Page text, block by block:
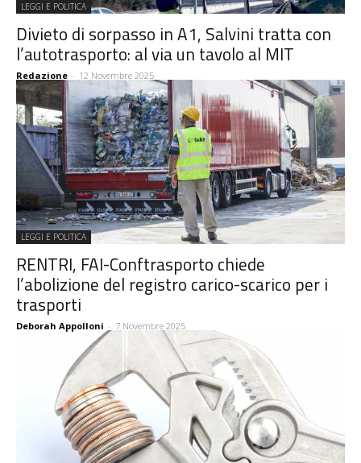
LEGGI E POLITICA
Divieto di sorpasso in A1, Salvini tratta con
l’autotrasporto: al via un tavolo al MIT
Redazione - 12 Novembre 2025
LEGGI E POLITICA
RENTRI, FAI-Conftrasporto chiede
l’abolizione del registro carico-scarico per i
trasporti
Deborah Appolloni - 7 Novembre 2025